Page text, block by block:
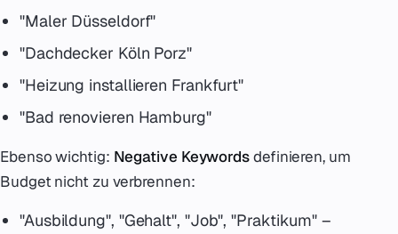
"Maler Düsseldorf"
"Dachdecker Köln Porz"
"Heizung installieren Frankfurt"
"Bad renovieren Hamburg"
Ebenso wichtig: Negative Keywordsdefinieren, um
Budget nicht zu verbrennen:
"Ausbildung", "Gehalt", "Job", "Praktikum" –